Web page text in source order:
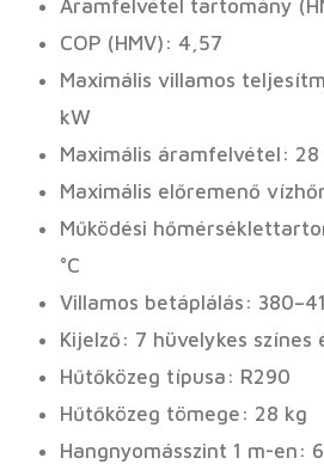
Áramfelvétel tartomány
COP (HMV): 4,57
Maximális villamos
kW
Maximális áramfelvétel: 28
Maximális előremenő
Működési
°C
Villamos betáplálás:
Kijelző: 7 hüvelykes színes
Hűtőközeg típusa: R290
Hűtőközeg tömege: 28 kg
Hangnyomásszint 1 m-en: